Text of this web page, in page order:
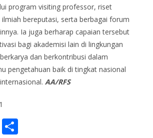
program visiting professor, riset
bereputasi, serta berbagai forum
Ia juga berharap capaian tersebut
bagi akademisi lain di lingkungan
dan berkontribusi dalam
pengetahuan baik di tingkat nasional
AA/RFS
E